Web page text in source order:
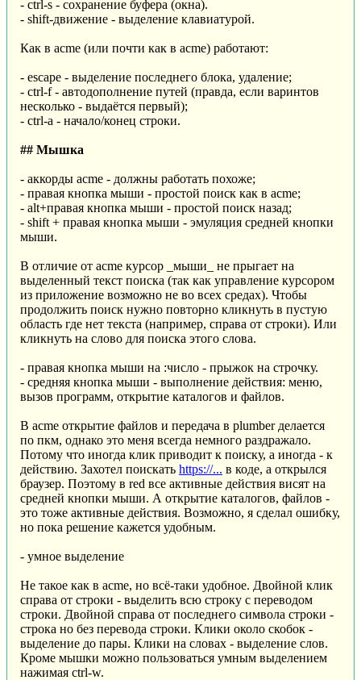
- ctrl-s - сохранение буфера (окна).
- shift-движение - выделение клавиатурой.
Как в acme (или почти как в acme) работают:
- escape - выделение последнего блока, удаление;
- ctrl-f - автодополнение путей (правда, если варинтов
несколько - выдаётся первый);
- ctrl-a - начало/конец строки.
## Мышка
- аккорды acme - должны работать похоже;
- правая кнопка мыши - простой поиск как в acme;
- alt+правая кнопка мыши - простой поиск назад;
- shift + правая кнопка мыши - эмуляция средней кнопки
мыши.
В отличие от acme курсор _мыши_ не прыгает на
выделенный текст поиска (так как управление курсором
из приложение возможно не во всех средах). Чтобы
продолжить поиск нужно повторно кликнуть в пустую
область где нет текста (например, справа от строки). Или
кликнуть на слово для поиска этого слова.
- правая кнопка мыши на :число - прыжок на строчку.
- средняя кнопка мыши - выполнение действия: меню,
вызов программ, открытие каталогов и файлов.
В acme открытие файлов и передача в plumber делается
по пкм, однако это меня всегда немного раздражало.
Потому что иногда клик приводит к поиску, а иногда - к
действию. Захотел поискать https://... в коде, а открылся
браузер. Поэтому в red все активные действия висят на
средней кнопки мыши. А открытие каталогов, файлов -
это тоже активные действия. Возможно, я сделал ошибку,
но пока решение кажется удобным.
- умное выделение
Не такое как в acme, но всё-таки удобное. Двойной клик
справа от строки - выделить всю строку с переводом
строки. Двойной справа от последнего символа строки -
строка но без перевода строки. Клики около скобок -
выделение до пары. Клики на словах - выделение слов.
Кроме мышки можно пользоваться умным выделением
нажимая ctrl-w.